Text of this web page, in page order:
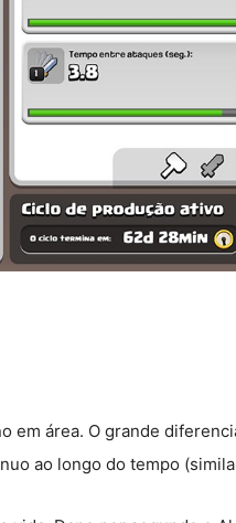
em área. O grande
ao longo do tempo